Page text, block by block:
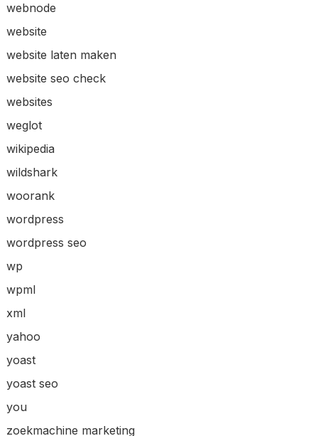
webnode
website
website laten maken
website seo check
websites
weglot
wikipedia
wildshark
woorank
wordpress
wordpress seo
wp
wpml
xml
yahoo
yoast
yoast seo
you
zoekmachine marketing